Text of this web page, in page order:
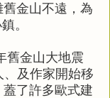
金山不遠，為
。
舊金山大地震
及作家開始移
了許多歐式建